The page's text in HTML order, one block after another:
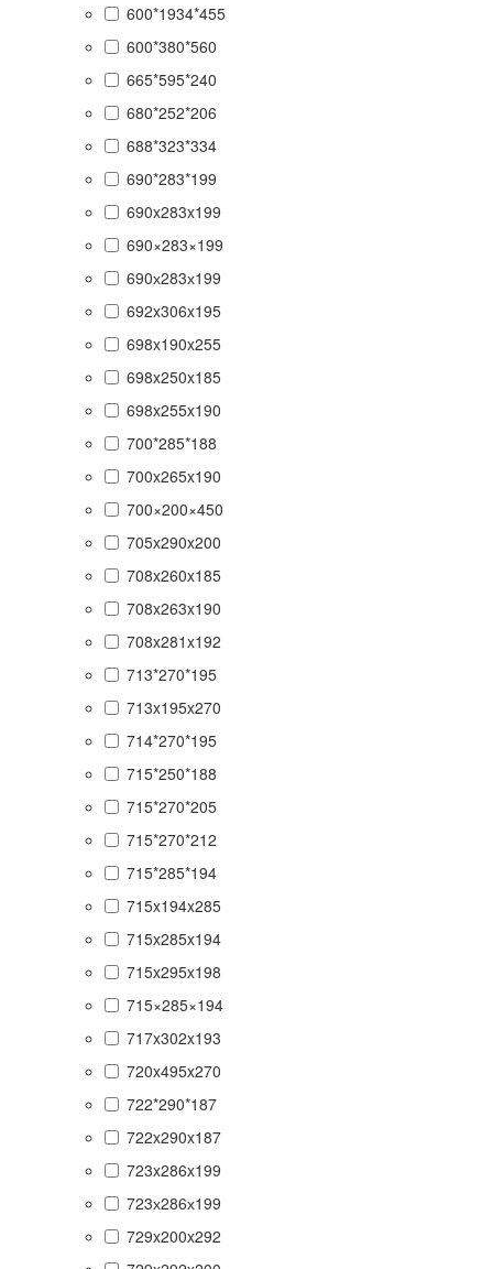
600*1934*455
600*380*560
665*595*240
680*252*206
688*323*334
690*283*199
690x283x199
690×283×199
690х283х199
692x306x195
698x190x255
698x250x185
698x255x190
700*285*188
700x265x190
700×200×450
705x290x200
708x260x185
708x263x190
708x281x192
713*270*195
713x195x270
714*270*195
715*250*188
715*270*205
715*270*212
715*285*194
715x194x285
715x285x194
715x295x198
715×285×194
717x302x193
720x495x270
722*290*187
722x290x187
723x286x199
723х286х199
729x200x292